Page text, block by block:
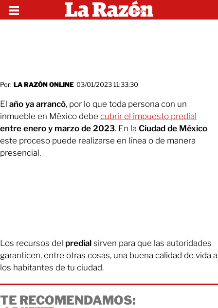
Por: LA RAZÓN ONLINE 03/01/2023 11:33:30
El año ya arrancó, por lo que toda persona con un
inmueble en México debe cubrir el impuesto predial
entre enero y marzo de 2023. En la Ciudad de México
este proceso puede realizarse en línea o de manera
presencial.
Los recursos del predial sirven para que las autoridades
garanticen, entre otras cosas, una buena calidad de vida a
los habitantes de tu ciudad.
TE RECOMENDAMOS: